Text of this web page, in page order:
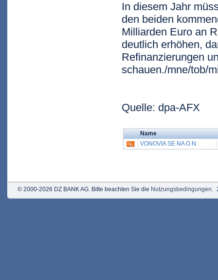
In diesem Jahr
den beiden
Milliarden Euro an
deutlich erhöhen,
Refinanzierungen
schauen./mne/tob/
Quelle: dpa-AFX
Name
VONOVIA SE NA O.N.
© 2000-2026 DZ BANK AG. Bitte beachten Sie die Nutzungsbedingungen.